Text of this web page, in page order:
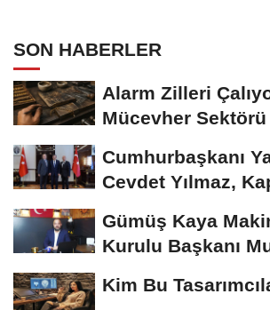
SON HABERLER
Alarm Zilleri
Mücevher
Cumhurbaşkanı
Cevdet Yılmaz,
Gümüş Kaya
Kurulu Başkanı
Kim Bu